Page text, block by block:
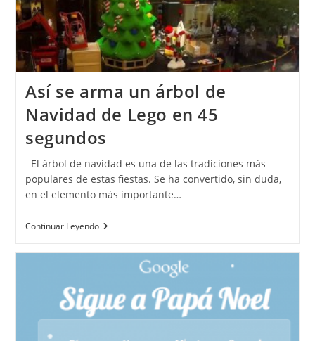
Así se arma un árbol de
Navidad de Lego en 45
segundos
El árbol de navidad es una de las tradiciones más
populares de estas fiestas. Se ha convertido, sin duda,
en el elemento más importante…
Continuar Leyendo